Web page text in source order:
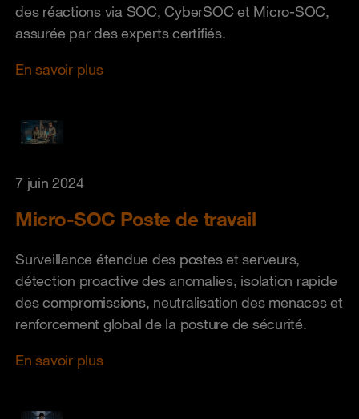
des réactions via SOC, CyberSOC et Micro-SOC,
assurée par des experts certifiés.
En savoir plus
7 juin 2024
Micro-SOC Poste de travail
Surveillance étendue des postes et serveurs,
détection proactive des anomalies, isolation rapide
des compromissions, neutralisation des menaces et
renforcement global de la posture de sécurité.
En savoir plus